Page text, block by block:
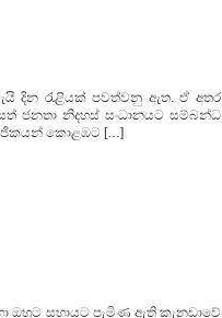
දින රැළියක් පවත්වනු ඇත. ඒ අතර
ජනතා නිදහස් සංධානයට සම්බන්ධ
කොළඹට […]
ඔහුට සහායට පැමිණ ඇති කැනඩාවේ